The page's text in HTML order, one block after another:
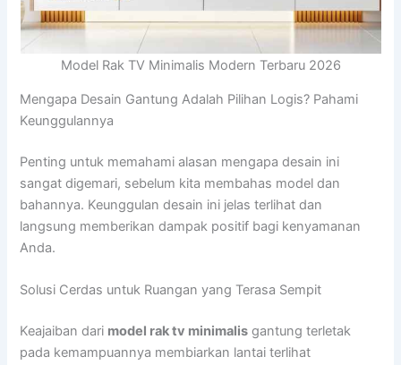
Model Rak TV Minimalis Modern Terbaru 2026
Mengapa Desain Gantung Adalah Pilihan Logis? Pahami
Keunggulannya
Penting untuk memahami alasan mengapa desain ini
sangat digemari, sebelum kita membahas model dan
bahannya. Keunggulan desain ini jelas terlihat dan
langsung memberikan dampak positif bagi kenyamanan
Anda.
Solusi Cerdas untuk Ruangan yang Terasa Sempit
Keajaiban dari model rak tv minimalis gantung terletak
pada kemampuannya membiarkan lantai terlihat